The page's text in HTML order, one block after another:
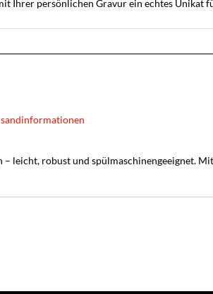
Ihrer persönlichen Gravur ein echtes Unikat
leicht, robust und spülmaschinengeeignet.